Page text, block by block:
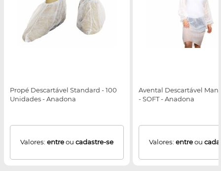
Propé Descartável Standard - 100
Unidades - Anadona
Valores: entreou cadastre-se
Avental Descartável
- SOFT - Anadona
Valores: entreou